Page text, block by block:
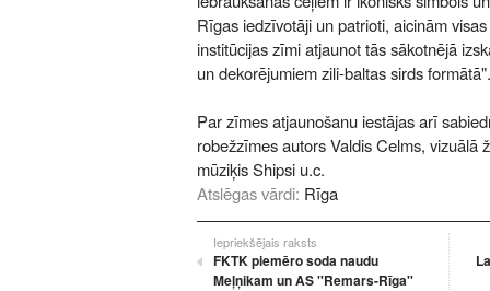
Rīgas iedzīvotāji un patrioti, aicinām
institūcijas zīmi atjaunot tās sākotnējā
un dekorējumiem zili-baltas sirds formātā".
Par zīmes atjaunošanu iestājas arī
robežzīmes autors Valdis Celms, vizuālā
mūziķis Shipsi u.c.
Atslēgas vārdi: Rīga
Iepriekšējais raksts
FKTK piemēro soda naudu
Meļņikam un AS ''Remars-Rīga''